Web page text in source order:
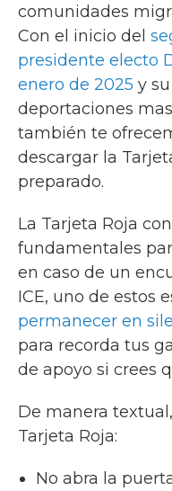
comunidades
Con el inicio del
presidente electo
enero de 2025 y
deportaciones
también te
descargar la
preparado.
La Tarjeta Roja
fundamentales
en caso de un
ICE, uno de estos
permanecer en
para recorda tus
de apoyo si crees
De manera
Tarjeta Roja:
No abra la